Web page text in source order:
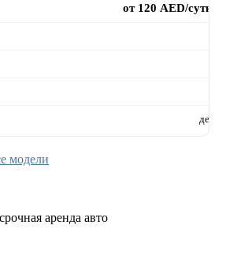
от 120 AED/сутки
день
модели
аренда авто